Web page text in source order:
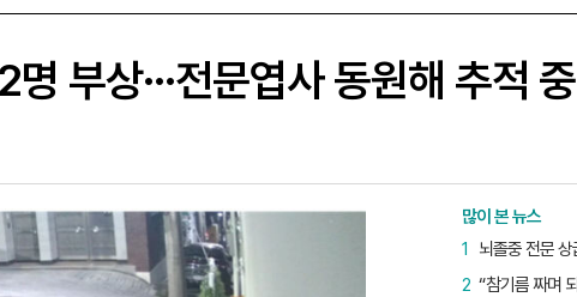
부상···전문엽사 동원해 추적 중
많이 본 뉴스
1
2